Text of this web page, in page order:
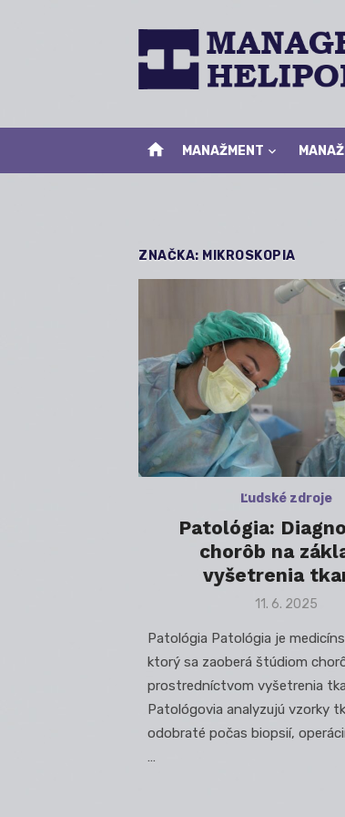
home MANAŽMENT
ZNAČKA: MIKROSKOPIA
Ľudské zdroje
Patológia:
chorôb na
vyšetrenia
Posted
11. 6. 2025
Patológia Patológia je
ktorý sa zaoberá štúdiom
prostredníctvom vyšetrenia
Patológovia analyzujú vzorky
odobraté počas biopsií,
…